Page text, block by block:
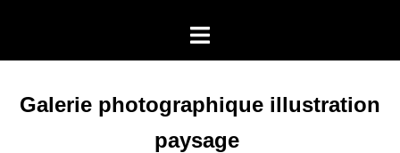
contenu
Ouvrir/fermer
Galerie photographique illustration
paysage